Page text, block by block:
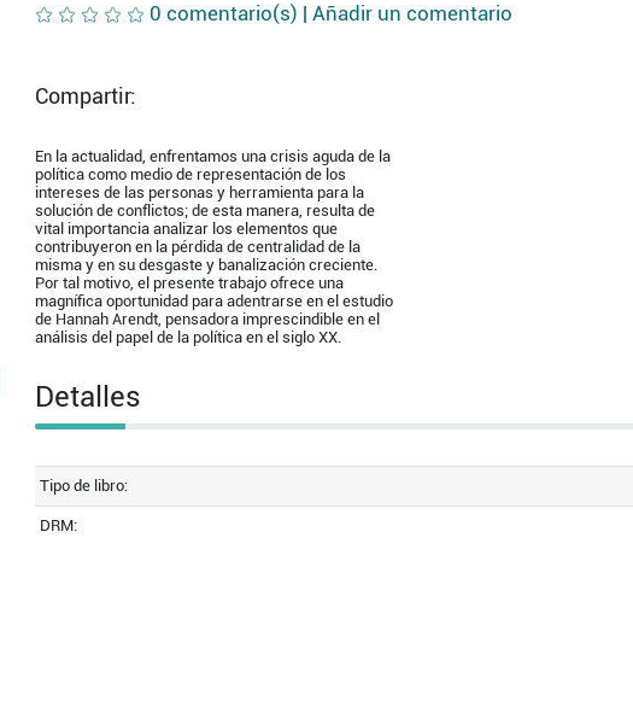
0 comentario(s) | Añadir un comentario
Compartir:
En la actualidad, enfrentamos una crisis aguda de la
política como medio de representación de los
intereses de las personas y herramienta para la
solución de conflictos; de esta manera, resulta de
vital importancia analizar los elementos que
contribuyeron en la pérdida de centralidad de la
misma y en su desgaste y banalización creciente.
Por tal motivo, el presente trabajo ofrece una
magnífica oportunidad para adentrarse en el estudio
de Hannah Arendt, pensadora imprescindible en el
análisis del papel de la política en el siglo XX.
Detalles
Tipo de libro:
DRM: